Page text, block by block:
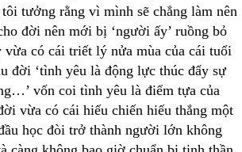
tưởng rằng vì mình sẽ chẳng làm nên
đời nên mới bị ‘người ấy’ ruồng bỏ
có cái triết lý nửa mùa của cái tuổi
đời ‘tình yêu là động lực thúc đẩy sự
vốn coi tình yêu là điểm tựa của
vừa có cái hiếu chiến hiếu thắng một
học đòi trở thành người lớn không